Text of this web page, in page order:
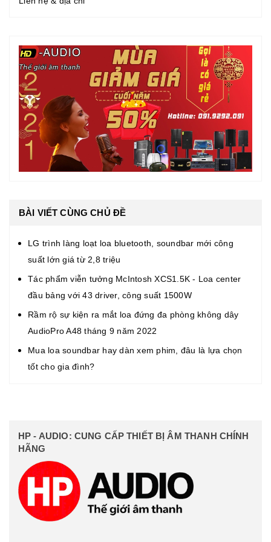
BÀI VIẾT CÙNG CHỦ ĐỀ
LG trình làng loạt loa bluetooth, soundbar mới công
suất lớn giá từ 2,8 triệu
Tác phẩm viễn tưởng McIntosh XCS1.5K - Loa center
đầu bảng với 43 driver, công suất 1500W
Rầm rộ sự kiện ra mắt loa đứng đa phòng không dây
AudioPro A48 tháng 9 năm 2022
Mua loa soundbar hay dàn xem phim, đâu là lựa chọn
tốt cho gia đình?
HP - AUDIO: CUNG CẤP THIẾT BỊ ÂM THANH CHÍNH
HÃNG